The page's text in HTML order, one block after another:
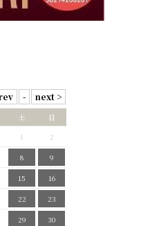
土
日
1
2
8
9
15
16
22
23
29
30